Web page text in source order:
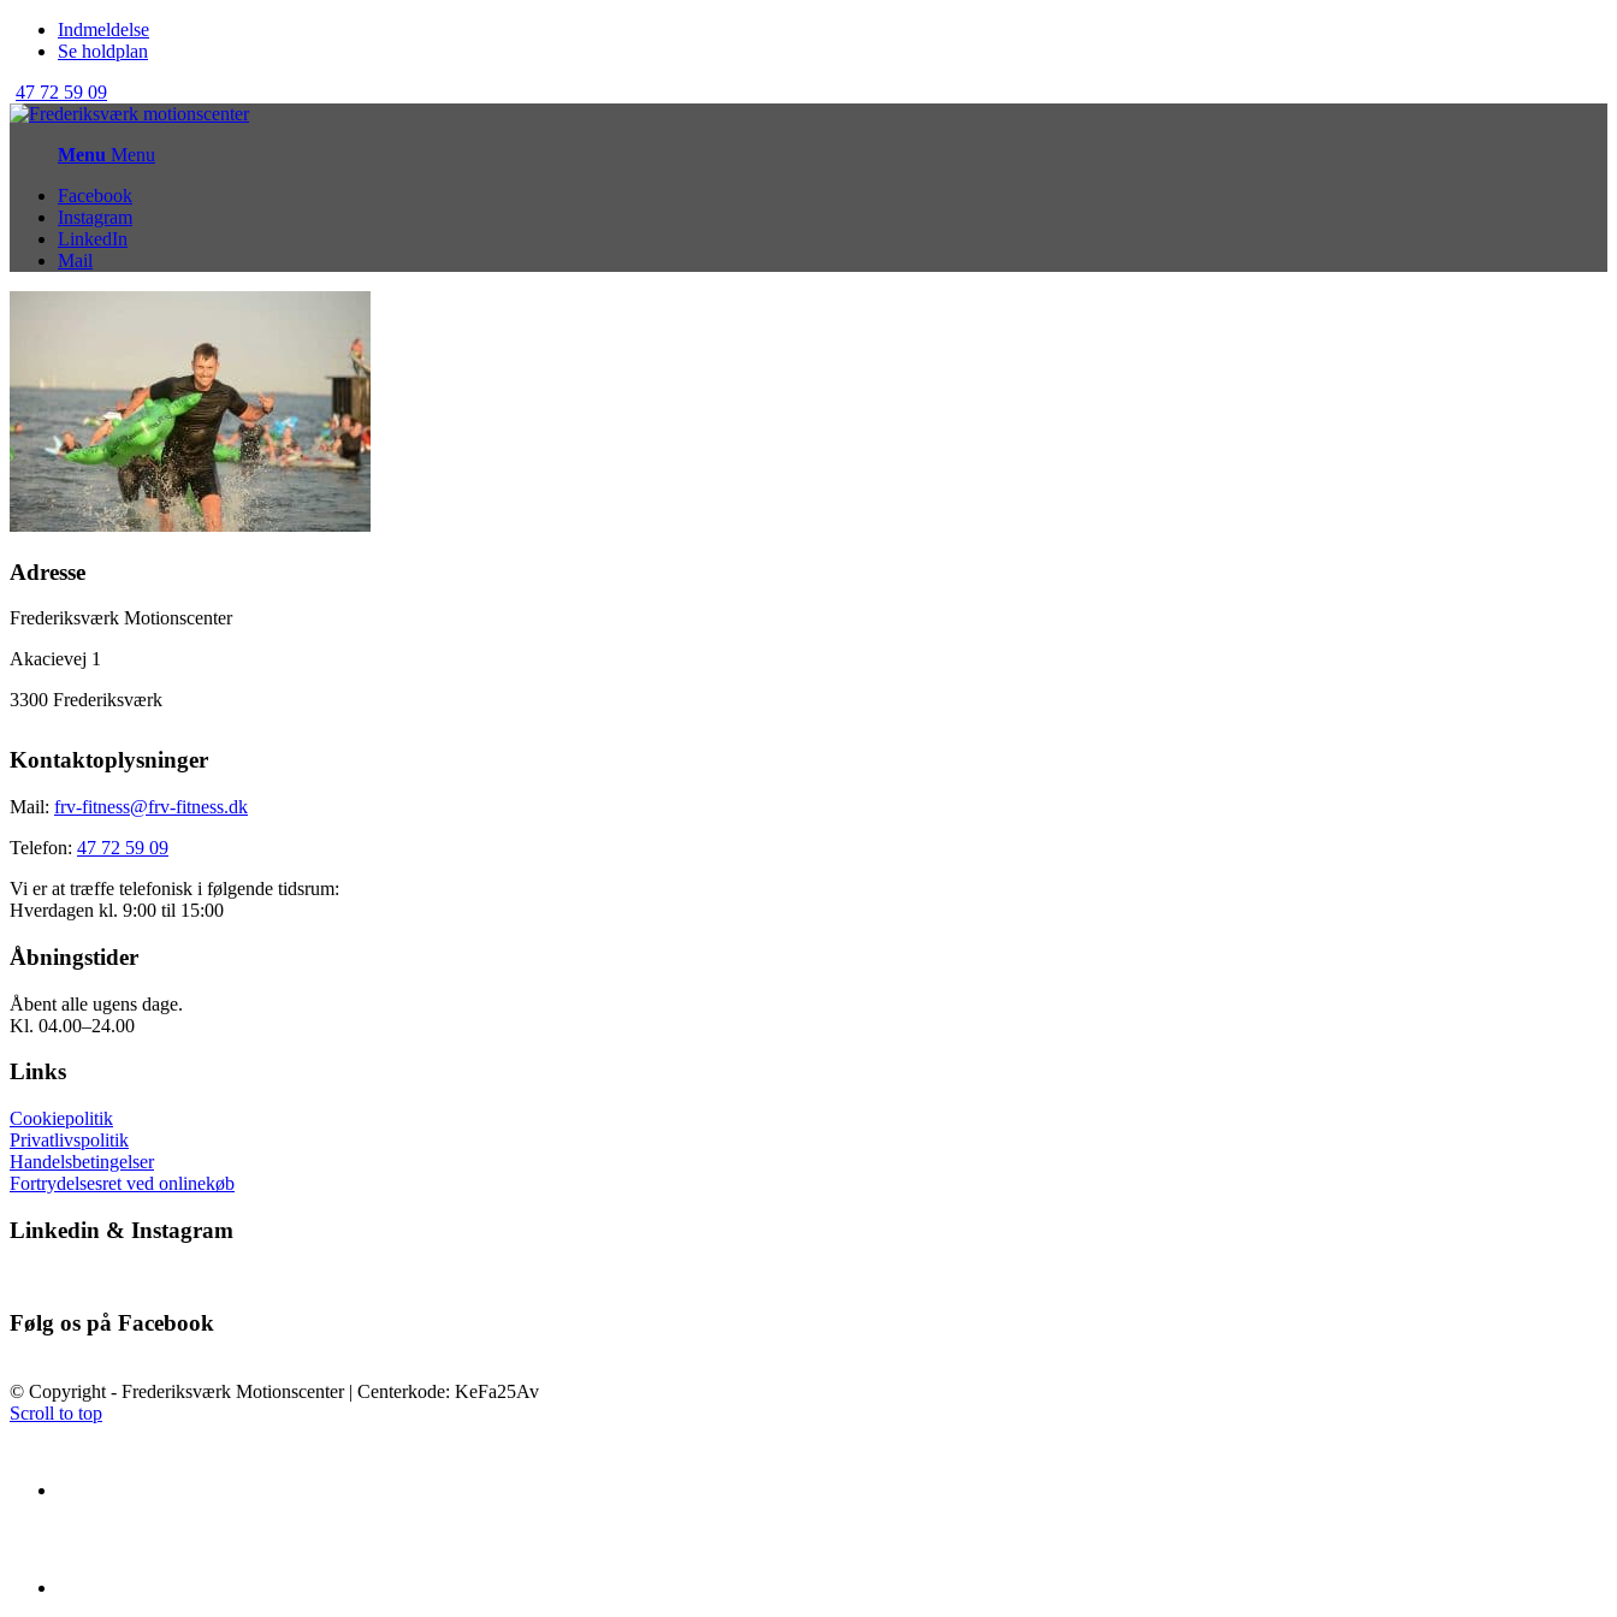
Indmeldelse
Se holdplan
47 72 59 09
Menu Menu
Facebook
Instagram
LinkedIn
Mail
Adresse
Frederiksværk Motionscenter
Akacievej 1
3300 Frederiksværk
Kontaktoplysninger
Mail: frv-fitness@frv-fitness.dk
Telefon: 47 72 59 09
Vi er at træffe telefonisk i følgende tidsrum:
Hverdagen kl. 9:00 til 15:00
Åbningstider
Åbent alle ugens dage.
Kl. 04.00–24.00
Links
Cookiepolitik
Privatlivspolitik
Handelsbetingelser
Fortrydelsesret ved onlinekøb
Linkedin & Instagram
Følg os på Facebook
© Copyright - Frederiksværk Motionscenter | Centerkode: KeFa25Av
Scroll to top